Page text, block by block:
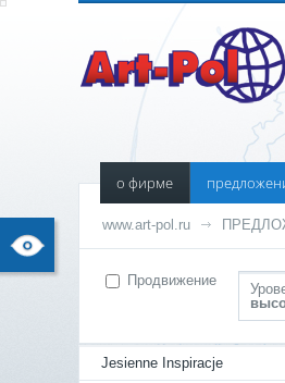
о фирме
www.art-pol.ru
Продвижение
Jesienne Inspiracje